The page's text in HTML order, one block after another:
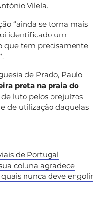
Vilela.
“ainda se torna mais
identificado um
que tem precisamente
de Prado, Paulo
preta na praia do
luto pelos prejuízos
de utilização daquelas
de Portugal
coluna agradece
quais nunca deve engolir